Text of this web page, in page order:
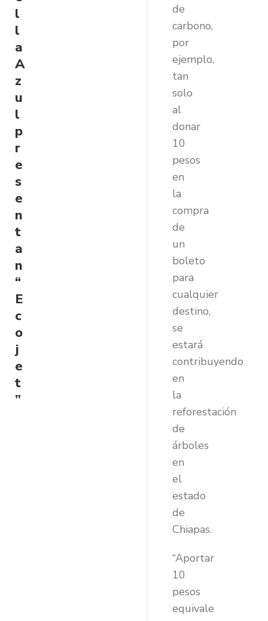
l
l
a
A
z
u
l
p
r
e
s
e
n
t
a
n
“
E
c
o
j
e
t
”
de
carbono,
por
ejemplo,
tan
solo
al
donar
10
pesos
en
la
compra
de
un
boleto
para
cualquier
destino,
se
estará
contribuyendo
en
la
reforestación
de
árboles
en
el
estado
de
Chiapas.
“Aportar
10
pesos
equivale